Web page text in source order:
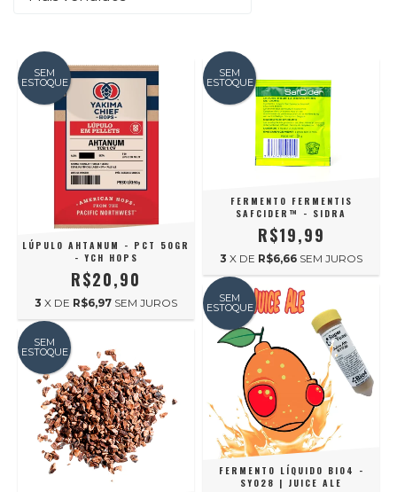
SEM
ESTOQUE
LÚPULO AHTANUM - PCT 50GR
- YCH HOPS
R$20,90
3 X DE R$6,97 SEM JUROS
SEM
ESTOQUE
FERMENTO FERMENTIS
SAFCIDER™ - SIDRA
R$19,99
3 X DE R$6,66 SEM JUROS
SEM
ESTOQUE
SEM
ESTOQUE
FERMENTO LÍQUIDO BIO4 -
SY028 | JUICE ALE